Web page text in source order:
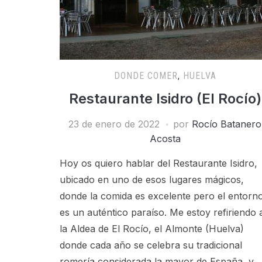
DONDE COMER, HUELVA
Restaurante Isidro (El Rocío)
23 de enero de 2022 por Rocío Batanero
Acosta
Hoy os quiero hablar del Restaurante Isidro,
ubicado en uno de esos lugares mágicos,
donde la comida es excelente pero el
es un auténtico paraíso. Me estoy refiriendo
la Aldea de El Rocío, el Almonte (Huelva)
donde cada año se celebra su tradicional